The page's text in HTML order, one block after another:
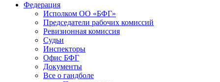
Федерация
Исполком ОО «БФГ»
Председатели рабочих комиссий
Ревизионная комиссия
Судьи
Инспекторы
Офис БФГ
Документы
Все о гандболе